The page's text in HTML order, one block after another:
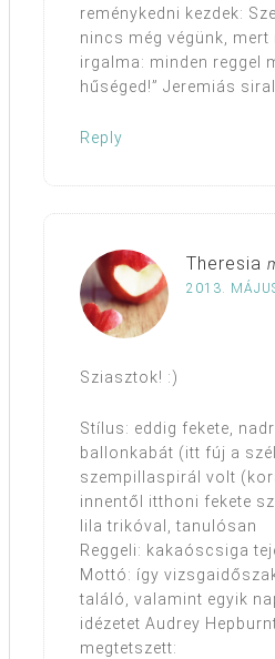
reménykedni kezdek:
nincs még végünk, mert
irgalma: minden reggel
hűséged!” Jeremiás
Reply
Theresia
2013.
Sziasztok! :)
Stílus: eddig fekete,
ballonkabát (itt fúj a
szempillaspirál volt
innentől itthoni fekete
lila trikóval, tanulósan
Reggeli: kakaóscsiga
Mottó: így
találó, valamint egyik
idézetet Audrey
megtetszett: